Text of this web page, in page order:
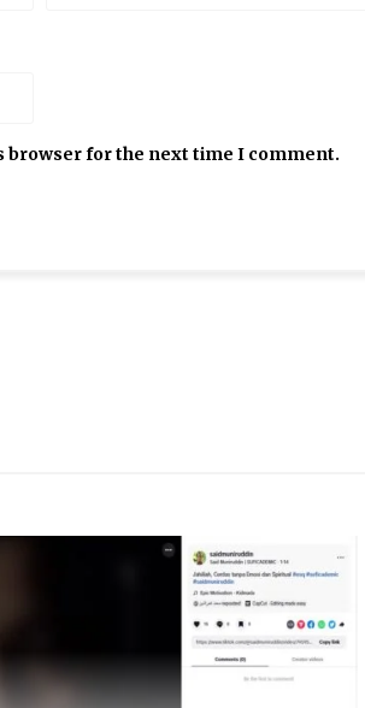
browser for the next time I comment.